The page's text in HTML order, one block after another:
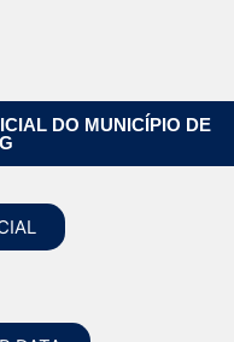
DO MUNICÍPIO DE